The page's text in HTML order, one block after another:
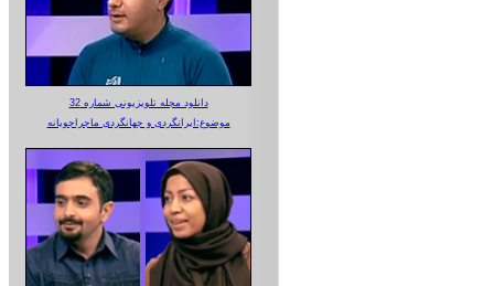
دانلود مجله تلویزیونی شماره 32
موضوع:ایرانگردی و جهانگردی ماجراجویانه